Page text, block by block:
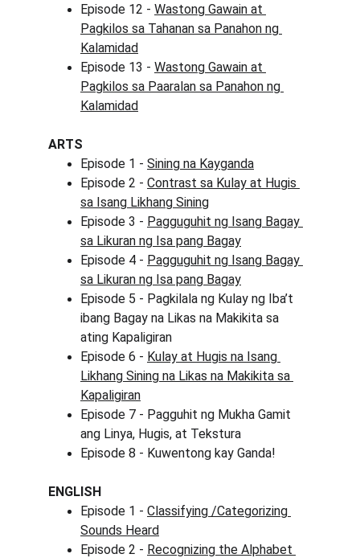
Episode 12 - Wastong Gawain at
Pagkilos sa Tahanan sa Panahon ng
Kalamidad
Episode 13 - Wastong Gawain at
Pagkilos sa Paaralan sa Panahon ng
Kalamidad
ARTS
Episode 1 - Sining na Kayganda
Episode 2 - Contrast sa Kulay at Hugis
sa Isang Likhang Sining
Episode 3 - Pagguguhit ng Isang Bagay
sa Likuran ng Isa pang Bagay
Episode 4 - Pagguguhit ng Isang Bagay
sa Likuran ng Isa pang Bagay
Episode 5 - Pagkilala ng Kulay ng Iba’t
ibang Bagay na Likas na Makikita sa
ating Kapaligiran
Episode 6 - Kulay at Hugis na Isang
Likhang Sining na Likas na Makikita sa
Kapaligiran
Episode 7 - Pagguhit ng Mukha Gamit
ang Linya, Hugis, at Tekstura
Episode 8 - Kuwentong kay Ganda!
ENGLISH
Episode 1 - Classifying /Categorizing
Sounds Heard
Episode 2 - Recognizing the Alphabet